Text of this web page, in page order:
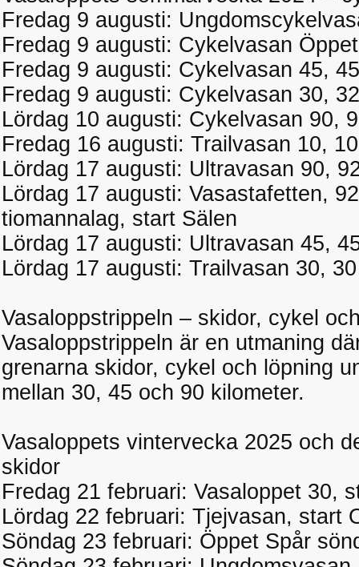
Fredag 9 augusti:
Fredag 9 augusti: Cykelvasan
Fredag 9 augusti: Cykelvasan 45,
Fredag 9 augusti: Cykelvasan 30,
Lördag 10 augusti: Cykelvasan 90,
Fredag 16 augusti: Trailvasan 10,
Lördag 17 augusti: Ultravasan 90,
Lördag 17 augusti: Vasastafetten,
tiomannalag, start Sälen
Lördag 17 augusti: Ultravasan 45,
Lördag 17 augusti: Trailvasan 30,
Vasaloppstrippeln – skidor, cykel
Vasaloppstrippeln är en utmaning
grenarna skidor, cykel och löpning
mellan 30, 45 och 90 kilometer.
Vasaloppets vintervecka 2025 och
skidor
Fredag 21 februari: Vasaloppet 30,
Lördag 22 februari: Tjejvasan, start
Söndag 23 februari: Öppet Spår